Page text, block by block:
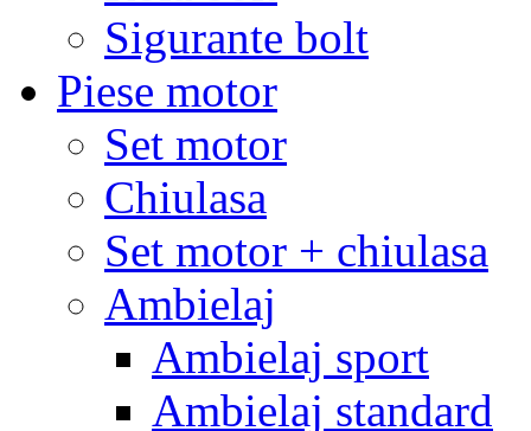
Sigurante bolt
Piese motor
Set motor
Chiulasa
Set motor + chiulasa
Ambielaj
Ambielaj sport
Ambielaj standard